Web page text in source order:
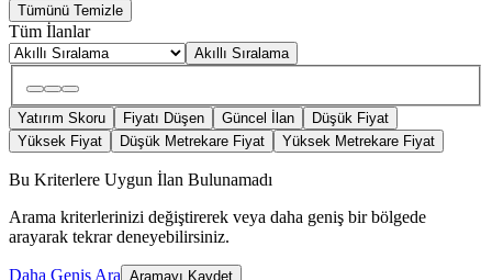
Tümünü Temizle
Tüm İlanlar
Akıllı Sıralama
Yatırım Skoru Fiyatı Düşen Güncel İlan
Düşük Fiyat
Yüksek Fiyat
Düşük Metrekare Fiyat Yüksek Metrekare Fiyat
Bu Kriterlere Uygun İlan Bulunamadı
Arama kriterlerinizi değiştirerek veya daha geniş bir bölgede
arayarak tekrar deneyebilirsiniz.
Daha Geniş Ara Aramayı Kaydet